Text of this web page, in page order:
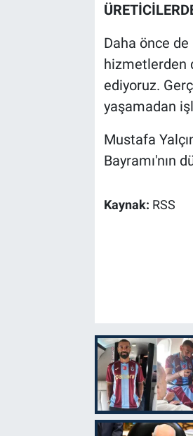
Daha önce de
hizmetlerden
ediyoruz.
yaşamadan
Mustafa
Bayramı'nın
Kaynak: RSS